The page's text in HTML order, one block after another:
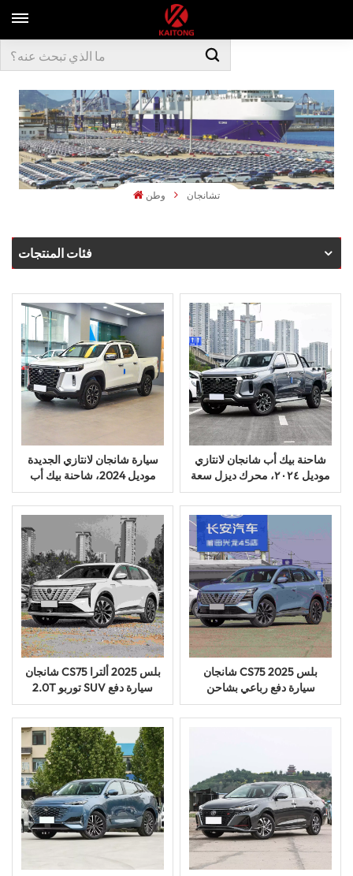
وطن تشانجان
فئات المنتجات
سيارة شانجان لانتازي الجديدة
موديل 2024، شاحنة بيك أب
ديزل بمقصورة مزدوجة، دفع
رباعي، سيارة متعددة
الاستخدامات للطرق الوعرة
شاحنة بيك أب شانجان لانتازي
موديل ٢٠٢٤، محرك ديزل سعة
٢.٠ لتر، ناقل حركة يدوي، دفع
رباعي، مركبة متعددة
الاستخدامات
شانجان CS75 بلس 2025 ألترا
2.0T توربو SUV سيارة دفع
رباعي بخمسة أبواب تعمل
بالبنزين
شانجان CS75 بلس 2025
سيارة دفع رباعي بشاحن
توربيني سعة 1.5 لتر، بخمسة
مقاعد، تعمل بالبنزين